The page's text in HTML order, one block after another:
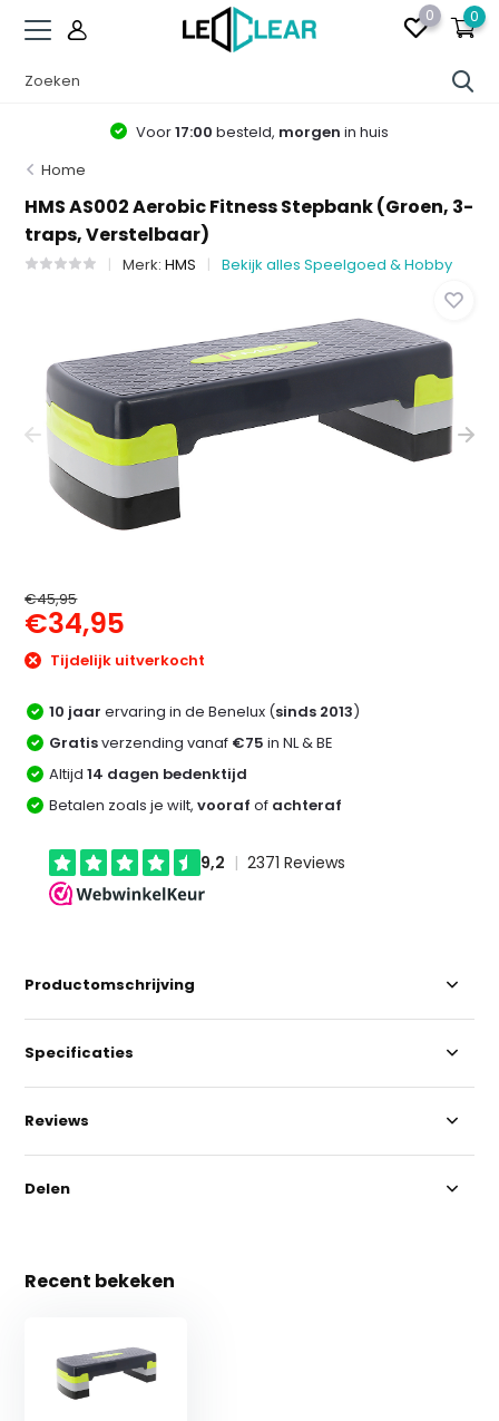
0 0
Voor17:00 besteld, morgen in huis
Home
HMS AS002 Aerobic Fitness Stepbank (Groen, 3-
traps, Verstelbaar)
Merk:HMS Bekijk alles Speelgoed & Hobby
€45,95
€34,95
Tijdelijk uitverkocht
10 jaar ervaring in de Benelux (sinds 2013)
Gratisverzending vanaf €75 in NL & BE
Altijd14 dagen bedenktijd
Betalen zoals je wilt,vooraf of achteraf
Productomschrijving
Specificaties
Reviews
Delen
Recent bekeken